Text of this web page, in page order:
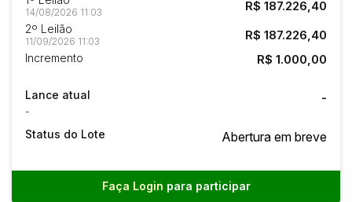
14/08/2026 11:03 R$ 187.226,40
2º Leilão
11/09/2026 11:03 R$ 187.226,40
Incremento R$ 1.000,00
Lance atual
-
-
Status do Lote Abertura em breve
Faça Login para participar